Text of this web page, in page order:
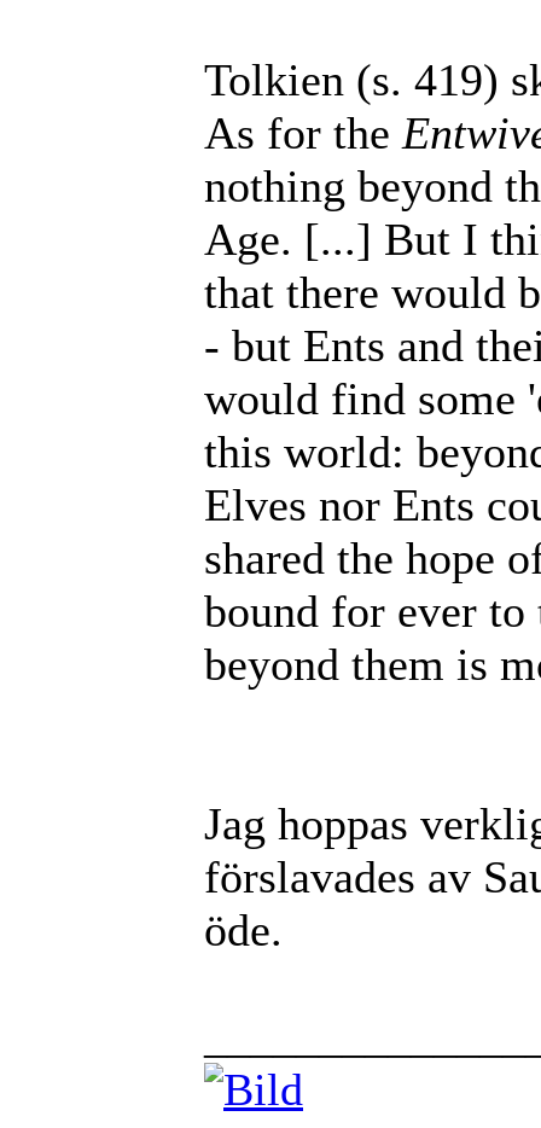
Tolkien (s. 419)
As for the
nothing beyond
Age. [...] But I
that there would
- but Ents and
would find some
this world:
Elves nor Ents
shared the hope
bound for ever
beyond them is
Jag hoppas
förslavades av
öde.